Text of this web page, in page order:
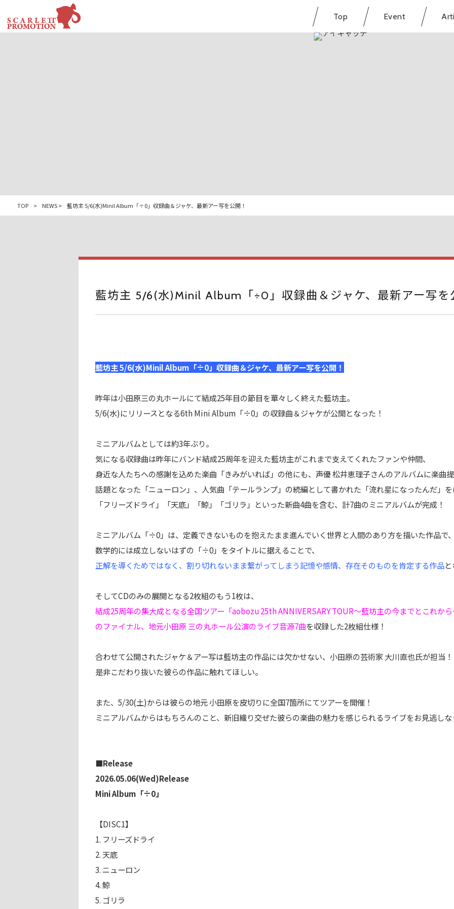
Top Event
TOP > NEWS> 藍坊主 5/6(水)Minil Album「÷0」収録曲＆ジャケ、最新アー写を公開！
藍坊主 5/6(水)Minil Album「÷0」収録曲＆ジャケ、最新アー写を
藍坊主 5/6(水)Minil Album「÷0」収録曲＆ジャケ、最新アー写を公開！
昨年は小田原三の丸ホールにて結成25年目の節目を華々しく終えた藍坊主。
5/6(水)にリリースとなる6th Mini Album「÷0」の収録曲＆ジャケが公開となった！
ミニアルバムとしては約3年ぶり。
気になる収録曲は昨年にバンド結成25周年を迎えた藍坊主がこれまで支えてくれたファンや仲間、
身近な人たちへの感謝を込めた楽曲「きみがいれば」の他にも、声優 松井恵理子さんのアルバムに楽曲
話題となった「ニューロン」、人気曲「テールランプ」の続編として書かれた「流れ星になったんだ」
「フリーズドライ」「天底」「鯨」「ゴリラ」といった新曲4曲を含む、計7曲のミニアルバムが完成！
ミニアルバム「÷0」は、定義できないものを抱えたまま進んでいく世界と人間のあり方を描いた作品で
数学的には成立しないはずの「÷0」をタイトルに据えることで、
正解を導くためではなく、割り切れないまま繋がってしまう記憶や感情、存在そのものを肯定する作品と
そしてCDのみの展開となる2枚組のもう1枚は、
結成25周年の集大成となる全国ツアー「aobozu 25th ANNIVERSARY TOUR〜藍坊主の今までとこれか
のファイナル、 地元小田原 三の丸ホール公演のライブ音源7曲を収録した2枚組仕様！
合わせて公開されたジャケ＆アー写は藍坊主の作品には欠かせない、小田原の芸術家 大川直也氏が担当！
是非こだわり抜いた彼らの作品に触れてほしい。
また、5/30(土)からは彼らの地元 小田原を皮切りに全国7箇所にてツアーを開催！
ミニアルバムからはもちろんのこと、新旧織り交ぜた彼らの楽曲の魅力を感じられるライブをお見逃しな
■Release
2026.05.06(Wed)Release
Mini Album「÷0」
【DISC1】
1. フリーズドライ
2. 天底
3. ニューロン
4. 鯨
5. ゴリラ